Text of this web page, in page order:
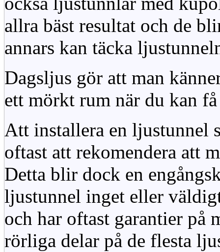
allra bäst resultat och de
annars kan täcka
Dagsljus gör att man
ett mörkt rum när du kan
Att installera en ljustunnel
oftast att rekomendera att
Detta blir dock en
ljustunnel inget eller
och har oftast garantier på
rörliga delar på de flesta